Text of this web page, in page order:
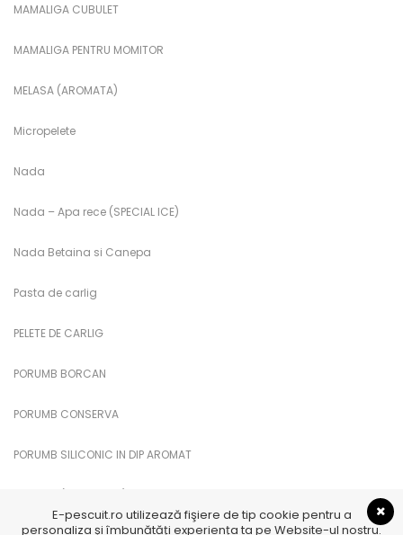
MAMALIGA CUBULET
MAMALIGA PENTRU MOMITOR
MELASA (AROMATA)
Micropelete
Nada
Nada – Apa rece (SPECIAL ICE)
Nada Betaina si Canepa
Pasta de carlig
PELETE DE CARLIG
PORUMB BORCAN
PORUMB CONSERVA
PORUMB SILICONIC IN DIP AROMAT
E-pescuit.ro utilizează fişiere de tip cookie pentru a
personaliza și îmbunătăți experiența ta pe Website-ul nostru.